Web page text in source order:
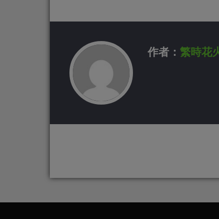
作者： 繁時花